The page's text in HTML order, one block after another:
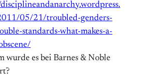
05/21/troubled-genders-
standards-what-makes-a-
wurde es bei Barnes & Noble